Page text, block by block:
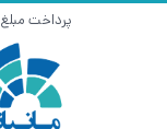
پرداخت